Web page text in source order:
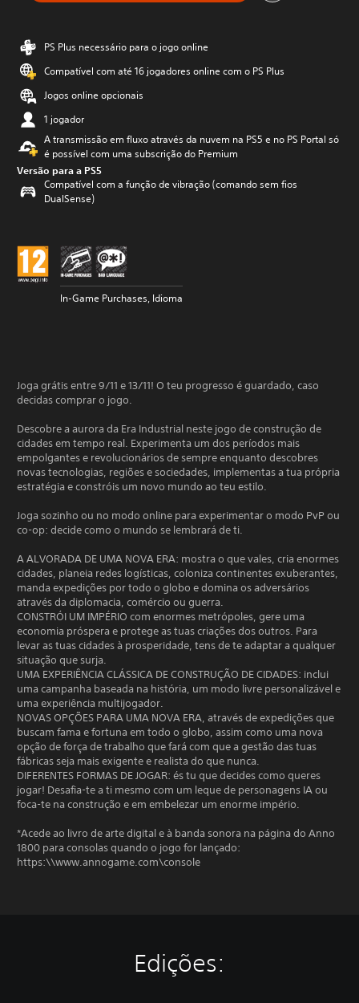
PS Plus necessário para o jogo online
Compatível com até 16 jogadores online com o PS Plus
Jogos online opcionais
1 jogador
A transmissão em fluxo através da nuvem na PS5 e no PS Portal só
é possível com uma subscrição do Premium
Versão para a PS5
Compatível com a função de vibração (comando sem fios
DualSense)
In-Game Purchases, Idioma
Joga grátis entre 9/11 e 13/11! O teu progresso é guardado, caso
decidas comprar o jogo.
Descobre a aurora da Era Industrial neste jogo de construção de
cidades em tempo real. Experimenta um dos períodos mais
empolgantes e revolucionários de sempre enquanto descobres
novas tecnologias, regiões e sociedades, implementas a tua própria
estratégia e constróis um novo mundo ao teu estilo.
Joga sozinho ou no modo online para experimentar o modo PvP ou
co-op: decide como o mundo se lembrará de ti.
A ALVORADA DE UMA NOVA ERA: mostra o que vales, cria enormes
cidades, planeia redes logísticas, coloniza continentes exuberantes,
manda expedições por todo o globo e domina os adversários
através da diplomacia, comércio ou guerra.
CONSTRÓI UM IMPÉRIO com enormes metrópoles, gere uma
economia próspera e protege as tuas criações dos outros. Para
levar as tuas cidades à prosperidade, tens de te adaptar a qualquer
situação que surja.
UMA EXPERIÊNCIA CLÁSSICA DE CONSTRUÇÃO DE CIDADES: inclui
uma campanha baseada na história, um modo livre personalizável e
uma experiência multijogador.
NOVAS OPÇÕES PARA UMA NOVA ERA, através de expedições que
buscam fama e fortuna em todo o globo, assim como uma nova
opção de força de trabalho que fará com que a gestão das tuas
fábricas seja mais exigente e realista do que nunca.
DIFERENTES FORMAS DE JOGAR: és tu que decides como queres
jogar! Desafia-te a ti mesmo com um leque de personagens IA ou
foca-te na construção e em embelezar um enorme império.
*Acede ao livro de arte digital e à banda sonora na página do Anno
1800 para consolas quando o jogo for lançado:
https:\\www.annogame.com\console
Edições: